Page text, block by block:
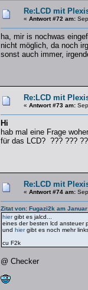
Re:LCD mit
« Antwort #72 am:
ha, mir is nochwas
nicht möglich, da noch
sonst auch immer,
Re:LCD mit
« Antwort #73 am:
Hi
hab mal eine Frage
für das LCD? ??? ???
Re:LCD mit
« Antwort #74 am:
Zitat von: Fugazi2k am
hiergibt es jalcd...
eines der besten lcd ansteuer
und hiergibt es noch mehr
cu F2k
@ Checker